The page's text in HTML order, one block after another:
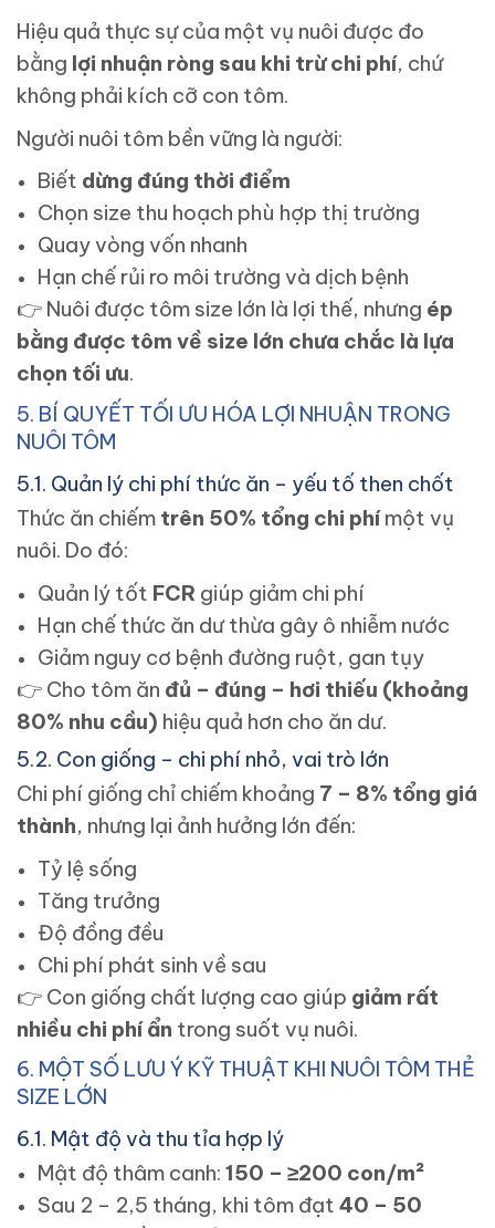
Hiệu quả thực sự của một vụ nuôi được đo
bằng lợi nhuận ròng sau khi trừ chi phí, chứ
không phải kích cỡ con tôm.
Người nuôi tôm bền vững là người:
Biết dừng đúng thời điểm
Chọn size thu hoạch phù hợp thị trường
Quay vòng vốn nhanh
Hạn chế rủi ro môi trường và dịch bệnh
👉 Nuôi được tôm size lớn là lợi thế, nhưng ép
bằng được tôm về size lớn chưa chắc là lựa
chọn tối ưu.
5. BÍ QUYẾT TỐI ƯU HÓA LỢI NHUẬN TRONG
NUÔI TÔM
5.1. Quản lý chi phí thức ăn – yếu tố then chốt
Thức ăn chiếm trên 50% tổng chi phímột vụ
nuôi. Do đó:
Quản lý tốt FCR giúp giảm chi phí
Hạn chế thức ăn dư thừa gây ô nhiễm nước
Giảm nguy cơ bệnh đường ruột, gan tụy
👉 Cho tôm ăn đủ – đúng – hơi thiếu (khoảng
80% nhu cầu) hiệu quả hơn cho ăn dư.
5.2. Con giống – chi phí nhỏ, vai trò lớn
Chi phí giống chỉ chiếm khoảng 7 – 8% tổng giá
thành, nhưng lại ảnh hưởng lớn đến:
Tỷ lệ sống
Tăng trưởng
Độ đồng đều
Chi phí phát sinh về sau
👉 Con giống chất lượng cao giúp giảm rất
nhiều chi phí ẩn trong suốt vụ nuôi.
6. MỘT SỐ LƯU Ý KỸ THUẬT KHI NUÔI TÔM THẺ
SIZE LỚN
6.1. Mật độ và thu tỉa hợp lý
Mật độ thâm canh:150 – ≥200 con/m²
Sau 2 – 2,5 tháng, khi tôm đạt40 – 50